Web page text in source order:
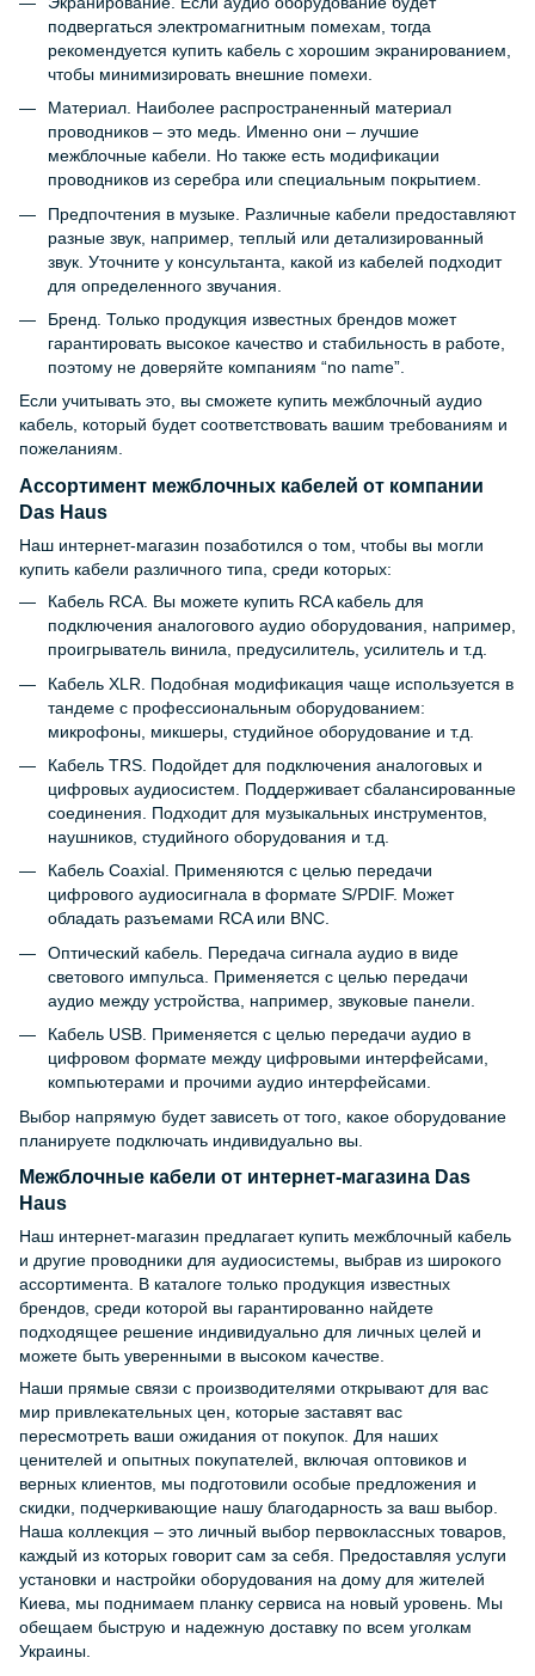
подвергаться электромагнитным помехам, тогда
рекомендуется купить кабель с хорошим экранированием,
чтобы минимизировать внешние помехи.
Материал. Наиболее распространенный материал
проводников – это медь. Именно они – лучшие
межблочные кабели. Но также есть модификации
проводников из серебра или специальным покрытием.
Предпочтения в музыке. Различные кабели предоставляют
разные звук, например, теплый или детализированный
звук. Уточните у консультанта, какой из кабелей подходит
для определенного звучания.
Бренд. Только продукция известных брендов может
гарантировать высокое качество и стабильность в работе,
поэтому не доверяйте компаниям “no name”.
Если учитывать это, вы сможете купить межблочный аудио
кабель, который будет соответствовать вашим требованиям и
пожеланиям.
Ассортимент межблочных кабелей от компании
Das Haus
Наш интернет-магазин позаботился о том, чтобы вы могли
купить кабели различного типа, среди которых:
Кабель RCA. Вы можете купить RCA кабель для
подключения аналогового аудио оборудования, например,
проигрыватель винила, предусилитель, усилитель и т.д.
Кабель XLR. Подобная модификация чаще используется в
тандеме с профессиональным оборудованием:
микрофоны, микшеры, студийное оборудование и т.д.
Кабель TRS. Подойдет для подключения аналоговых и
цифровых аудиосистем. Поддерживает сбалансированные
соединения. Подходит для музыкальных инструментов,
наушников, студийного оборудования и т.д.
Кабель Coaxial. Применяются с целью передачи
цифрового аудиосигнала в формате S/PDIF. Может
обладать разъемами RCA или BNC.
Оптический кабель. Передача сигнала аудио в виде
светового импульса. Применяется с целью передачи
аудио между устройства, например, звуковые панели.
Кабель USB. Применяется с целью передачи аудио в
цифровом формате между цифровыми интерфейсами,
компьютерами и прочими аудио интерфейсами.
Выбор напрямую будет зависеть от того, какое оборудование
планируете подключать индивидуально вы.
Межблочные кабели от интернет-магазина Das
Haus
Наш интернет-магазин предлагает купить межблочный кабель
и другие проводники для аудиосистемы, выбрав из широкого
ассортимента. В каталоге только продукция известных
брендов, среди которой вы гарантированно найдете
подходящее решение индивидуально для личных целей и
можете быть уверенными в высоком качестве.
Наши прямые связи с производителями открывают для вас
мир привлекательных цен, которые заставят вас
пересмотреть ваши ожидания от покупок. Для наших
ценителей и опытных покупателей, включая оптовиков и
верных клиентов, мы подготовили особые предложения и
скидки, подчеркивающие нашу благодарность за ваш выбор.
Наша коллекция – это личный выбор первоклассных товаров,
каждый из которых говорит сам за себя. Предоставляя услуги
установки и настройки оборудования на дому для жителей
Киева, мы поднимаем планку сервиса на новый уровень. Мы
обещаем быструю и надежную доставку по всем уголкам
Украины.